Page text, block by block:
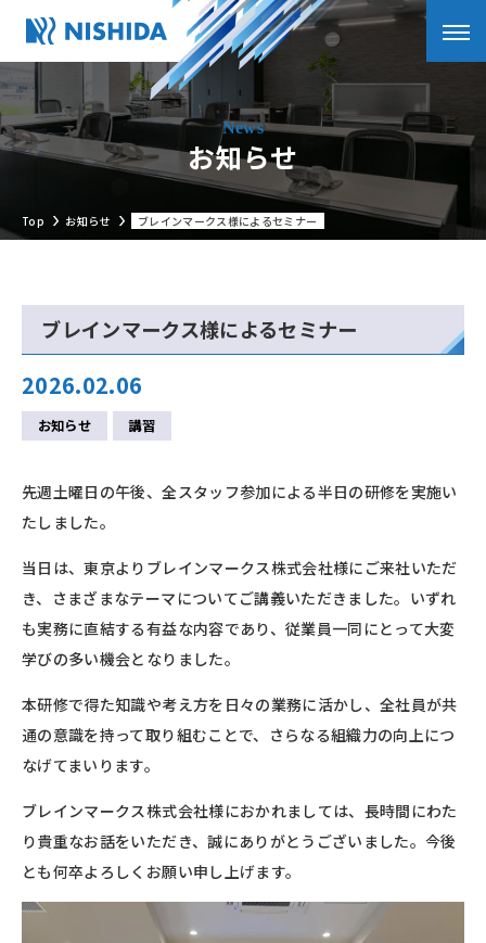
お知らせ
Top お知らせ ブレインマークス様によるセミナー
ブレインマークス様によるセミナー
2026.02.06
お知らせ 講習
先週土曜日の午後、全スタッフ参加による半日の研修を実施い
たしました。
当日は、東京よりブレインマークス株式会社様にご来社いただ
き、さまざまなテーマについてご講義いただきました。いずれ
も実務に直結する有益な内容であり、従業員一同にとって大変
学びの多い機会となりました。
本研修で得た知識や考え方を日々の業務に活かし、全社員が共
通の意識を持って取り組むことで、さらなる組織力の向上につ
なげてまいります。
ブレインマークス株式会社様におかれましては、長時間にわた
り貴重なお話をいただき、誠にありがとうございました。今後
とも何卒よろしくお願い申し上げます。